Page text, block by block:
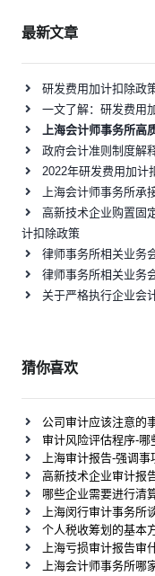
最新文章
研发费用加计扣除政
一文了解：研发费用
上海会计师事务所高
政府会计准则制度解
2022年研发费用加计
上海会计师事务所承
高新技术企业购置固
计扣除政策
律师事务所相关业务
律师事务所相关业务
关于严格执行企业会
猜你喜欢
公司审计应该注意的
审计风险评估程序-哪
上海审计报告-强调
高新技术企业审计报
哪些企业需要进行清
上海闵行审计事务所
个人税收筹划的基本
上海亏损审计报告审
上海会计师事务所哪